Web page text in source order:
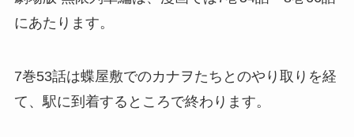
にあたります。
7巻53話は蝶屋敷でのカナヲたちとのやり取りを経
て、駅に到着するところで終わります。